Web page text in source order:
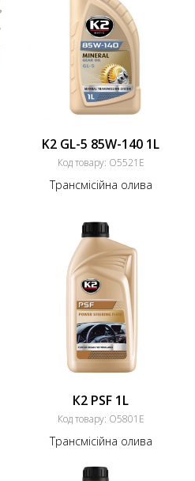
K2 GL-5 85W-140 1L
Код товару: O5521E
Трансмісійна олива
К2 PSF 1L
Код товару: O5801E
Трансмісійна олива